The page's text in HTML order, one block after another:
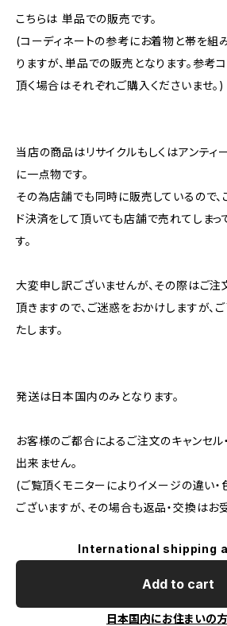
こちらは 単品での販売です。
(コーディネートの参考にお着物と帯を組
りますが、単品での販売となります。参考
頂く場合はそれぞれご購入くださいませ。)
当店の商品はリサイクルもしくはアンティ
に一点物です。
その為店舗でも同時に販売しているので
ド決済をして頂いても店舗で売れてしま
す。
大変申し訳ございませんが、その際はご注
頂きますので、ご迷惑をおかけしますが、
たします。
発送は日本国内のみとなります。
お客様のご都合によるご注文のキャンセル
出来ません。
(ご覧頂くモニターによりイメージの違い
ございますが、その場合も返品・交換はお
International shipping
Add to cart
日本国内にお住まいの